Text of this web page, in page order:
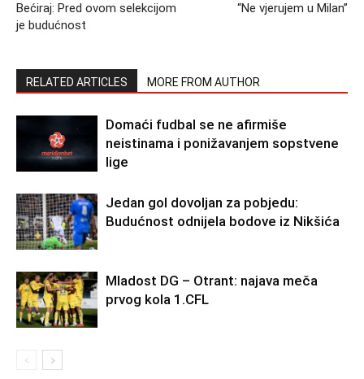
Bećiraj: Pred ovom selekcijom
je budućnost
“Ne vjerujem u Milan”
RELATED ARTICLES MORE FROM AUTHOR
Domaći fudbal se ne afirmiše
neistinama i ponižavanjem sopstvene
lige
Jedan gol dovoljan za pobjedu:
Budućnost odnijela bodove iz Nikšića
Mladost DG – Otrant: najava meča
prvog kola 1.CFL